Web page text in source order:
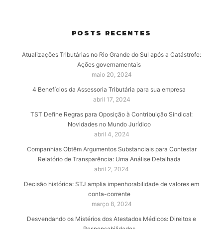
POSTS RECENTES
Atualizações Tributárias no Rio Grande do Sul após a Catástrofe:
Ações governamentais
maio 20, 2024
4 Benefícios da Assessoria Tributária para sua empresa
abril 17, 2024
TST Define Regras para Oposição à Contribuição Sindical:
Novidades no Mundo Jurídico
abril 4, 2024
Companhias Obtêm Argumentos Substanciais para Contestar
Relatório de Transparência: Uma Análise Detalhada
abril 2, 2024
Decisão histórica: STJ amplia impenhorabilidade de valores em
conta-corrente
março 8, 2024
Desvendando os Mistérios dos Atestados Médicos: Direitos e